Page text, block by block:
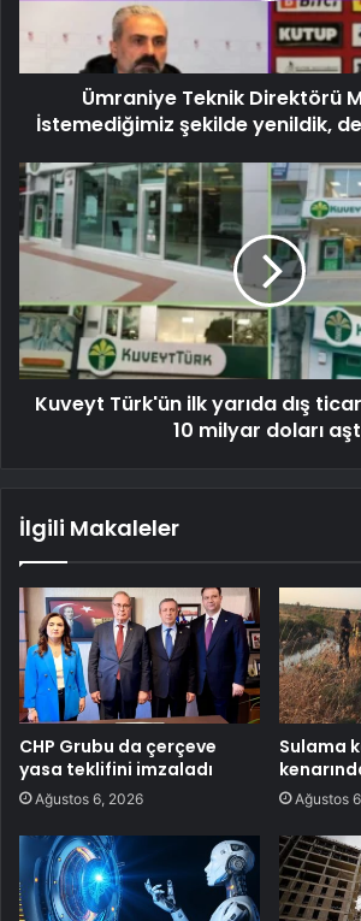
Ümraniye Teknik Direktörü
İstemediğimiz şekilde yenildik,
Kuveyt Türk'ün ilk yarıda dış
10 milyar doları
İlgili Makaleler
CHP Grubu da çerçeve
yasa teklifini imzaladı
Ağustos 6, 2026
Sulama
Ağustos